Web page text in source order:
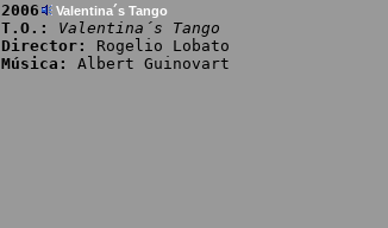
2006 Valentina´s Tango
T.O.:
Valentina´s Tango
Director:
Rogelio Lobato
Música:
Albert Guinovart